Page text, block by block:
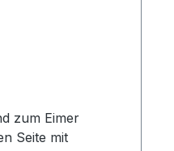
zum Eimer
Seite mit